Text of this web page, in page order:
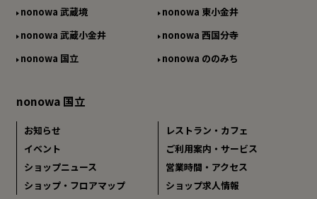
nonowa 武蔵境
nonowa 東小金井
nonowa 武蔵小金井
nonowa 西国分寺
nonowa 国立
nonowa ののみち
nonowa 国立
お知らせ
イベント
ショップニュース
ショップ・フロアマップ
レストラン・カフェ
ご利用案内・サービス
営業時間・アクセス
ショップ求人情報